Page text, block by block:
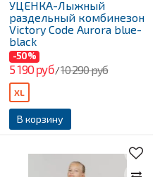
УЦЕНКА-Лыжный
раздельный комбинезон
Victory Code Aurora blue-
black
-50%
5 190 руб/10 290 руб
В корзину
XL